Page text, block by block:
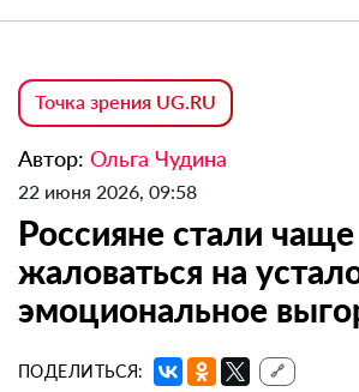
Точка зрения UG.RU
Автор: Ольга Чудина
22 июня 2026, 09:58
Россияне стали чаще
жаловаться на
эмоциональное
ПОДЕЛИТЬСЯ: 🔗